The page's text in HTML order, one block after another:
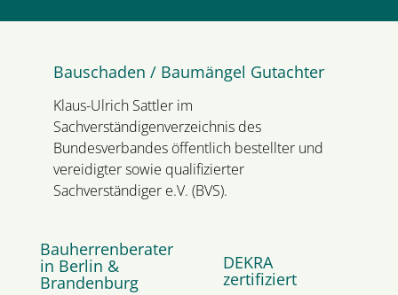
Bauschaden / Baumängel Gutachter
Klaus-Ulrich Sattler im
Sachverständigenverzeichnis des
Bundesverbandes öffentlich bestellter und
vereidigter sowie qualifizierter
Sachverständiger e.V. (BVS).
Bauherrenberater
in Berlin &
Brandenburg
DEKRA
zertifiziert